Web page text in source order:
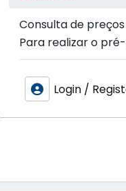
Consulta de
Para realizar o
Login /